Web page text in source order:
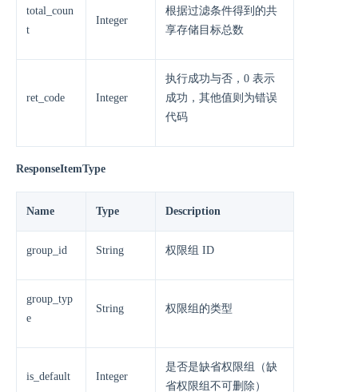
total_coun
t
Integer
根据过滤条件得到的共
享存储目标总数
ret_code Integer
执行成功与否，0 表示
成功，其他值则为错误
代码
ResponseItemType
Name Type Description
group_id String 权限组 ID
group_typ
e
String 权限组的类型
is_default Integer
是否是缺省权限组（缺
省权限组不可删除）